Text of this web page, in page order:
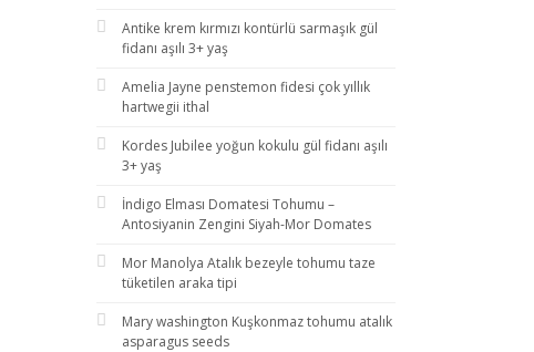
Antike krem kırmızı kontürlü sarmaşık gül
fidanı aşılı 3+ yaş
Amelia Jayne penstemon fidesi çok yıllık
hartwegii ithal
Kordes Jubilee yoğun kokulu gül fidanı aşılı
3+ yaş
İndigo Elması Domatesi Tohumu –
Antosiyanin Zengini Siyah-Mor Domates
Mor Manolya Atalık bezeyle tohumu taze
tüketilen araka tipi
Mary washington Kuşkonmaz tohumu atalık
asparagus seeds